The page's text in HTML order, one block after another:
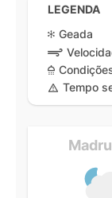
LEGENDA
Geada
Tempo